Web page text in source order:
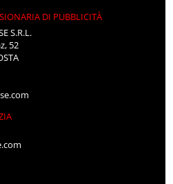
DI PUBBLICITÀ
S.R.L.
52